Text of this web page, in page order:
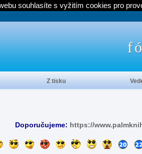
Doporučujeme: https://
Z tisku
souhlasíte s vyžitím cookies pro